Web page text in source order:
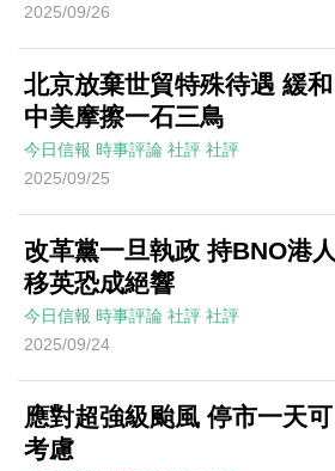
2025/09/26
北京放棄世貿特殊待遇 緩和
中美摩擦一石三鳥
今日信報 時事評論 社評 社評
2025/09/25
改革黨一旦執政 持BNO港人
移英恐成絕響
今日信報 時事評論 社評 社評
2025/09/24
應對超強級颱風 停市一天可
考慮